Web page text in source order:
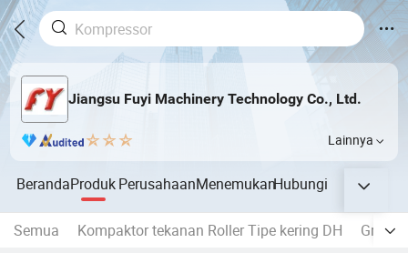
Jiangsu Fuyi Machinery Technology Co., Ltd.
Lainnya
BerandaProdukPerusahaanMenemukanHubungi
Semua Kompaktor tekanan Roller Tipe kering DH